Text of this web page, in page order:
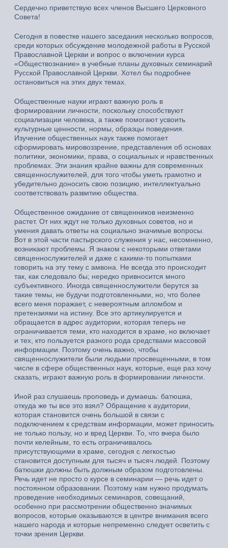
Сердечно приветствую всех членов Высшего Церковного
Совета!
Сегодня в повестке нашего заседания несколько вопросов,
среди которых обсуждение молодежной работы в Русской
Православной Церкви и вопрос о включении курса
«Обществознание» в учебные планы духовных семинарий
Русской Православной Церкви. Хотел бы подробнее
остановиться на этих двух темах.
Общественные науки играют важную роль в
формировании личности, поскольку способствуют
социализации человека, а также помогают усвоить
культурные ценности, нормы, образцы поведения.
Изучение общественных наук также помогает
сформировать мировоззрение, представления об основах
политики, экономики, права, о социальных и нравственных
проблемах. Эти знания крайне важны для современных
священнослужителей, для того чтобы уметь грамотно и
убедительно доносить свою позицию, интеллектуально
соответствовать развитию общества.
Общественное ожидание от священников неизменно
растет. От них ждут не только духовных советов, но и
умения давать ответы на социально значимые вопросы.
Вот в этой части пастырского служения у нас, несомненно,
возникают проблемы. Я знаком с некоторыми ответами
священнослужителей и даже с какими-то попытками
говорить на эту тему с амвона. Не всегда это происходит
так, как следовало бы; нередко привносится много
субъективного. Иногда священнослужители берутся за
такие темы, не будучи подготовленными, но, что более
всего меня поражает, с невероятным апломбом и
претензиями на истину. Все это артикулируется и
обращается в адрес аудитории, которая теперь не
ограничивается теми, кто находится в храме, но включает
и тех, кто пользуется разного рода средствами массовой
информации. Поэтому очень важно, чтобы
священнослужители были людьми просвещенными, в том
числе в сфере общественных наук, которые, еще раз хочу
сказать, играют важную роль в формировании личности.
Иной раз слушаешь проповедь и думаешь: батюшка,
откуда же ты все это взял? Обращение к аудитории,
которая становится очень большой в связи с
подключением к средствам информации, может приносить
не только пользу, но и вред Церкви. То, что вчера было
почти келейным, то есть ограничивалось
присутствующими в храме, сегодня с легкостью
становится доступным для тысяч и тысяч людей. Поэтому
батюшки должны быть должным образом подготовлены.
Речь идет не просто о курсе в семинарии — речь идет о
постоянном образовании. Поэтому нам нужно продумать
проведение необходимых семинаров, совещаний,
особенно при рассмотрении общественно значимых
вопросов, которые оказываются в центре внимания всего
нашего народа и которые непременно следует осветить с
точки зрения Церкви.